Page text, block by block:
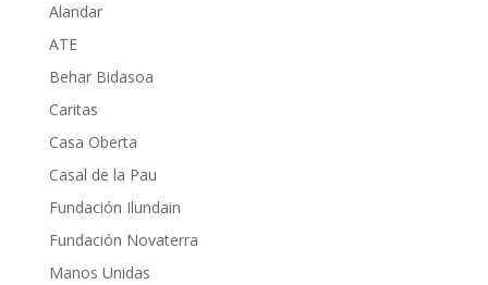
Alandar
ATE
Behar Bidasoa
Caritas
Casa Oberta
Casal de la Pau
Fundación Ilundain
Fundación Novaterra
Manos Unidas